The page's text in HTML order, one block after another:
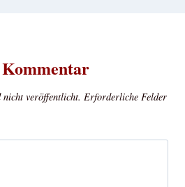
veröffentlicht. Erforderliche Felder